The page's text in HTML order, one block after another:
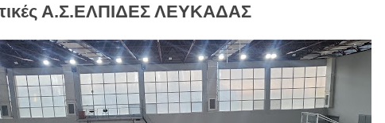
Α.Σ.ΕΛΠΙΔΕΣ ΛΕΥΚΑΔΑΣ